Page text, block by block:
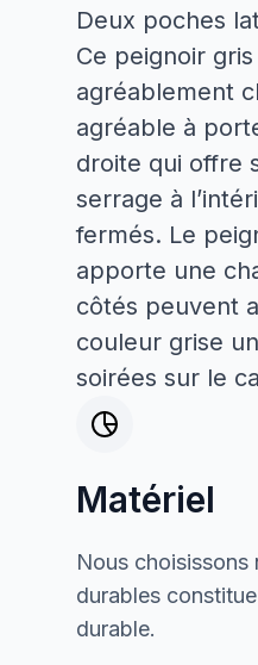
Deux poches
Ce peignoir
agréablement
agréable à
droite qui offre
serrage à
fermés. Le
apporte une
côtés peuvent
couleur grise
soirées sur le
Matériel
Nous choisissons
durables
durable.